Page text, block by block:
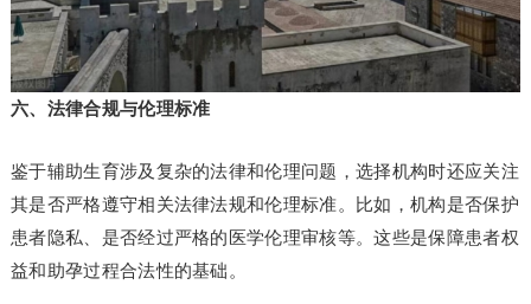
六、法律合规与伦理标准
鉴于辅助生育涉及复杂的法律和伦理问题，选择机构时还应关注
其是否严格遵守相关法律法规和伦理标准。比如，机构是否保护
患者隐私、是否经过严格的医学伦理审核等。这些是保障患者权
益和助孕过程合法性的基础。